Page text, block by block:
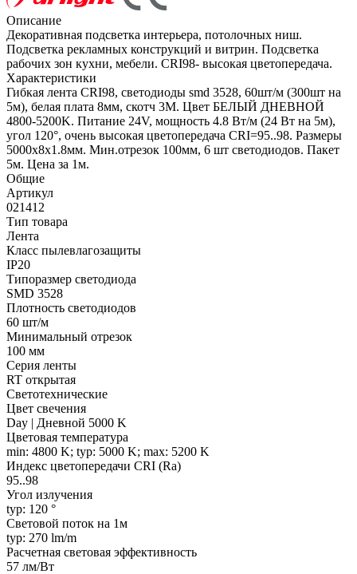
Описание
Декоративная подсветка интерьера, потолочных ниш.
Подсветка рекламных конструкций и витрин. Подсветка
рабочих зон кухни, мебели. CRI98- высокая цветопередача.
Характеристики
Гибкая лента CRI98, светодиоды smd 3528, 60шт/м (300шт на
5м), белая плата 8мм, скотч 3М. Цвет БЕЛЫЙ ДНЕВНОЙ
4800-5200K. Питание 24V, мощность 4.8 Вт/м (24 Вт на 5м),
угол 120°, очень высокая цветопередача CRI=95..98. Размеры
5000х8x1.8мм. Мин.отрезок 100мм, 6 шт светодиодов. Пакет
5м. Цена за 1м.
Общие
Артикул
021412
Тип товара
Лента
Класс пылевлагозащиты
IP20
Типоразмер светодиода
SMD 3528
Плотность светодиодов
60 шт/м
Минимальный отрезок
100 мм
Серия ленты
RT открытая
Светотехнические
Цвет свечения
Day | Дневной 5000 K
Цветовая температура
min: 4800 K; typ: 5000 K; max: 5200 K
Индекс цветопередачи CRI (Ra)
95..98
Угол излучения
typ: 120 °
Световой поток на 1м
typ: 270 lm/m
Расчетная световая эффективность
57 лм/Вт